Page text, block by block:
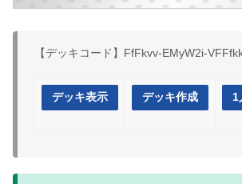
【デッキコード】FfFkvv-EMyW2i-
デッキ表示 デッキ作成 1